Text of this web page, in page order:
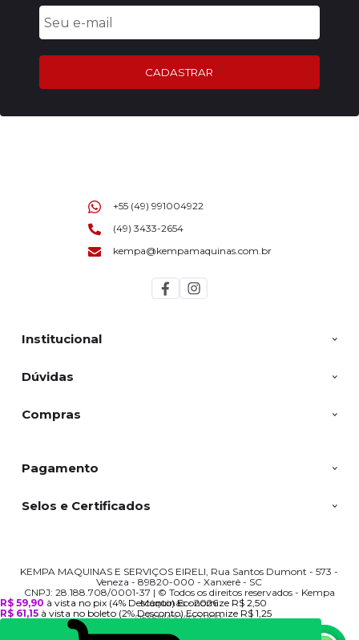
CADASTRAR
Institucional
Dúvidas
Compras
+55 (49) 991004922
(49) 3433-2654
kempa@kempamaquinas.com.br
Pagamento
Selos e Certificados
KEMPA MAQUINAS E SERVIÇOS EIRELI, Rua Santos Dumont - 573 -
Veneza - 89820-000 - Xanxerê - SC
CNPJ: 28.188.708/0001-37 | © Todos os direitos reservados - Kempa
Máquinas - 2026
R$ 59,90 à vista no pix (4% Desconto)Economize R$ 2,50
R$ 61,15 à vista no boleto (2% Desconto)Economize R$ 1,25